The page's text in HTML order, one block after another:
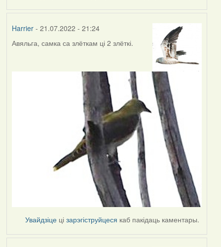
Harrier- 21.07.2022 - 21:24
Авяльга, самка са злёткам ці 2 злёткі.
Увайдзіце цізарэгіструйцеся каб пакідаць каментары.